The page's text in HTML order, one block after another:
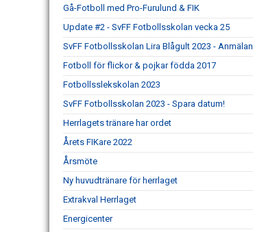
Gå-Fotboll med Pro-Furulund & FIK
Update #2 - SvFF Fotbollsskolan vecka 25
SvFF Fotbollsskolan Lira Blågult 2023 - Anmälan
Fotboll för flickor & pojkar födda 2017
Fotbollsslekskolan 2023
SvFF Fotbollsskolan 2023 - Spara datum!
Herrlagets tränare har ordet
Årets FIKare 2022
Årsmöte
Ny huvudtränare för herrlaget
Extrakval Herrlaget
Energicenter